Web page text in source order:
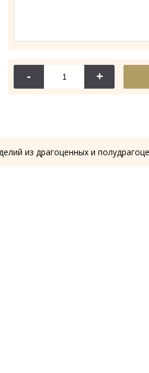
114-044
- +
из драгоценных и